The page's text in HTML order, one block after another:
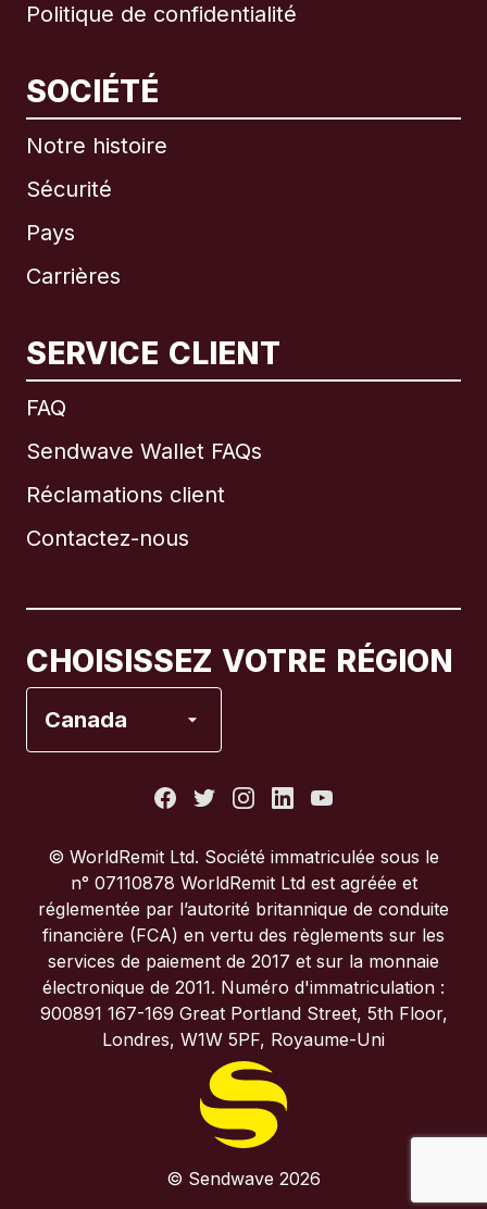
Politique de confidentialité
SOCIÉTÉ
Notre histoire
Sécurité
Pays
Carrières
SERVICE CLIENT
FAQ
Sendwave Wallet FAQs
Réclamations client
Contactez-nous
CHOISISSEZ VOTRE RÉGION
Canada
International English
Brésil
Italie
Portugal
Royaume-Uni
© WorldRemit Ltd. Société immatriculée sous le
n° 07110878 WorldRemit Ltd est agréée et
réglementée par l’autorité britannique de conduite
financière (FCA) en vertu des règlements sur les
services de paiement de 2017 et sur la monnaie
électronique de 2011. Numéro d'immatriculation :
900891 167-169 Great Portland Street, 5th Floor,
Londres, W1W 5PF, Royaume-Uni
© Sendwave 2026